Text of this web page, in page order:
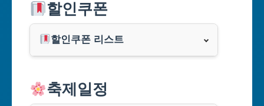
부산광역시
대구광역시
인천광역시
할인쿠폰
할인쿠폰 리스트
쿠팡
축제일정